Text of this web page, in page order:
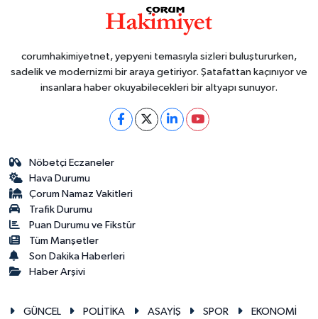
corumhakimiyetnet, yepyeni temasıyla sizleri buluştururken,
sadelik ve modernizmi bir araya getiriyor. Şatafattan kaçınıyor ve
insanlara haber okuyabilecekleri bir altyapı sunuyor.
Nöbetçi Eczaneler
Hava Durumu
Çorum Namaz Vakitleri
Trafik Durumu
Puan Durumu ve Fikstür
Tüm Manşetler
Son Dakika Haberleri
Haber Arşivi
GÜNCEL POLİTİKA ASAYİŞ SPOR EKONOMİ